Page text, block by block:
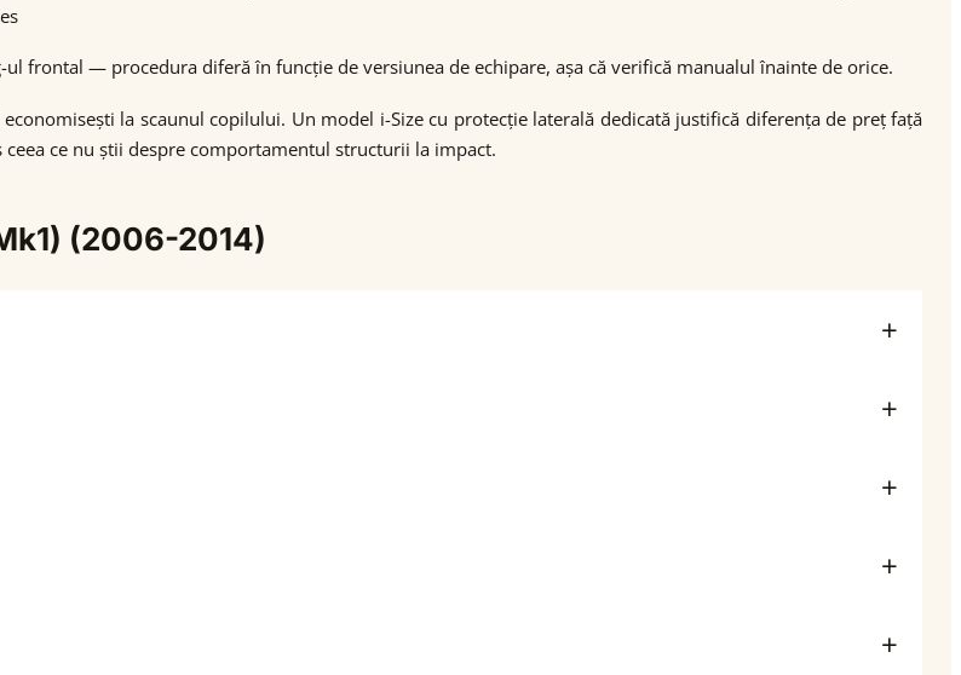
frontal — procedura diferă în funcție de versiunea de echipare, așa că verifică manualul înainte de orice.
la scaunul copilului. Un model i-Size cu protecție laterală dedicată justifică diferența de preț față
ce nu știi despre comportamentul structurii la impact.
(2006-2014)